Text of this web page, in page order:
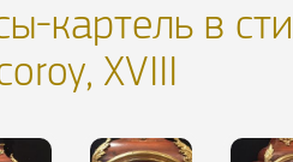
картель в
XVIII